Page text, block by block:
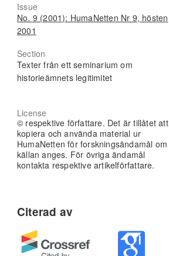
Issue
No. 9 (2001): HumaNetten Nr 9, hösten
2001
Section
Texter från ett seminarium om
historieämnets legitimitet
License
© respektive författare. Det är tillåtet att
kopiera och använda material ur
HumaNetten för forskningsändamål om
källan anges. För övriga ändamål
kontakta respektive artikelförfattare.